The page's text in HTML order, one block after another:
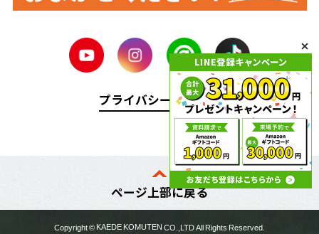
プライバシーポリシー
ページ上部に戻る
Copyright ©KAEDE KOMUTENCO.,LTD All Rights Reserved.